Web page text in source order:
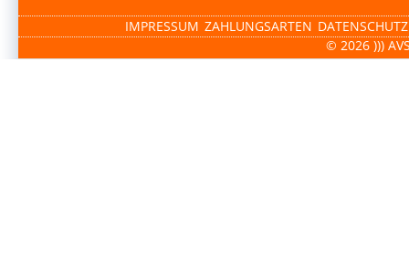
IMPRESSUM ZAHLUNGSARTEN DATENSCHUTZ
© 2026 )))